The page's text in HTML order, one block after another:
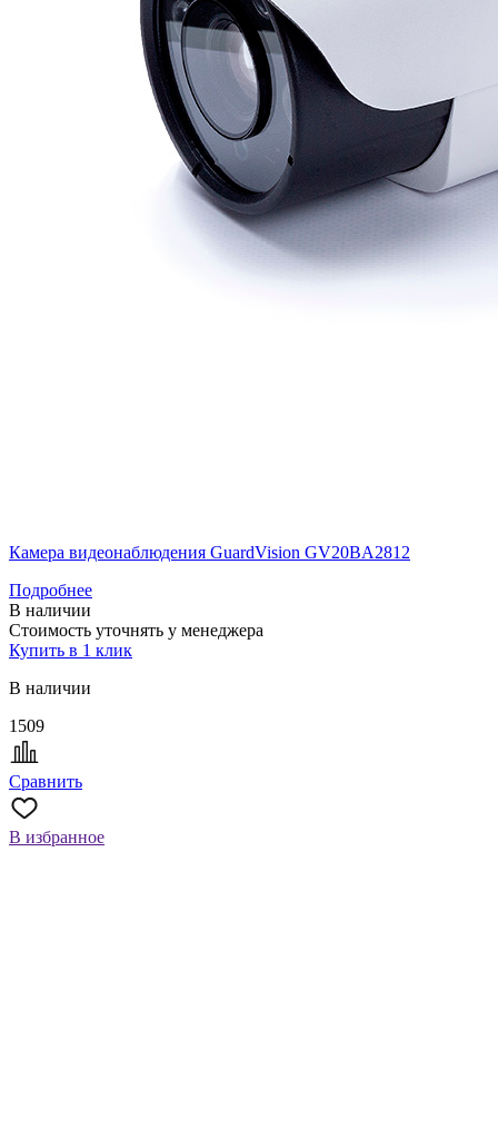
Камера видеонаблюдения GuardVision GV20BA2812
Подробнее
В наличии
Стоимость уточнять у менеджера
Купить в 1 клик
В наличии
1509
Сравнить
В избранное